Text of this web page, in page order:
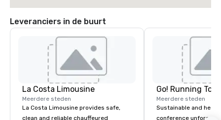
Leveranciers in de buurt
La Costa Limousine
Meerdere steden
La Costa Limousine provides safe,
clean and reliable chauffeured
Go! Running
Meerdere steden
Sustainable and
conference